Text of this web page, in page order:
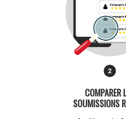
COMPARER
SOUMISSIONS